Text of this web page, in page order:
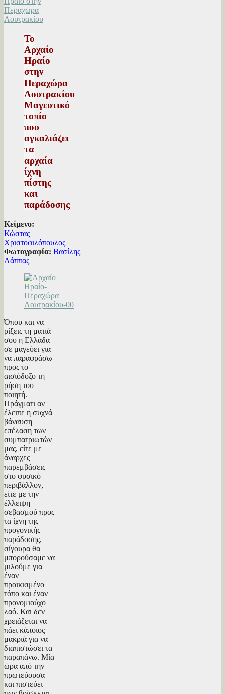
Το
Αρχαίο
Ηραίο
στην
Περαχώρα
Λουτρακίου
Μαγευτικό
τοπίο
που
αγκαλιάζει
τα
αρχαία
ίχνη
πίστης
και
παράδοσης
Κείμενο:
Κώστας
Χριστοφιλόπουλος
Φωτογραφία: Βασίλης
Λάππας
Όπου και να
ρίξεις τη ματιά
σου η Ελλάδα
σε μαγεύει για
να παραφράσω
προς το
αισιόδοξο τη
ρήση του
ποιητή.
Πράγματι αν
έλειπε η συχνά
βάναυση
επέλαση των
συμπατριωτών
μας, είτε με
άναρχες
παρεμβάσεις
στο φυσικό
περιβάλλον,
είτε με την
έλλειψη
σεβασμού προς
τα ίχνη της
προγονικής
παράδοσης,
σίγουρα θα
μπορούσαμε να
μιλούμε για
έναν
προικισμένο
τόπο και έναν
προνομιούχο
λαό. Και δεν
χρειάζεται να
πάει κάποιος
μακριά για να
διαπιστώσει τα
παραπάνω. Μία
ώρα από την
πρωτεύουσα
και πιστεύει